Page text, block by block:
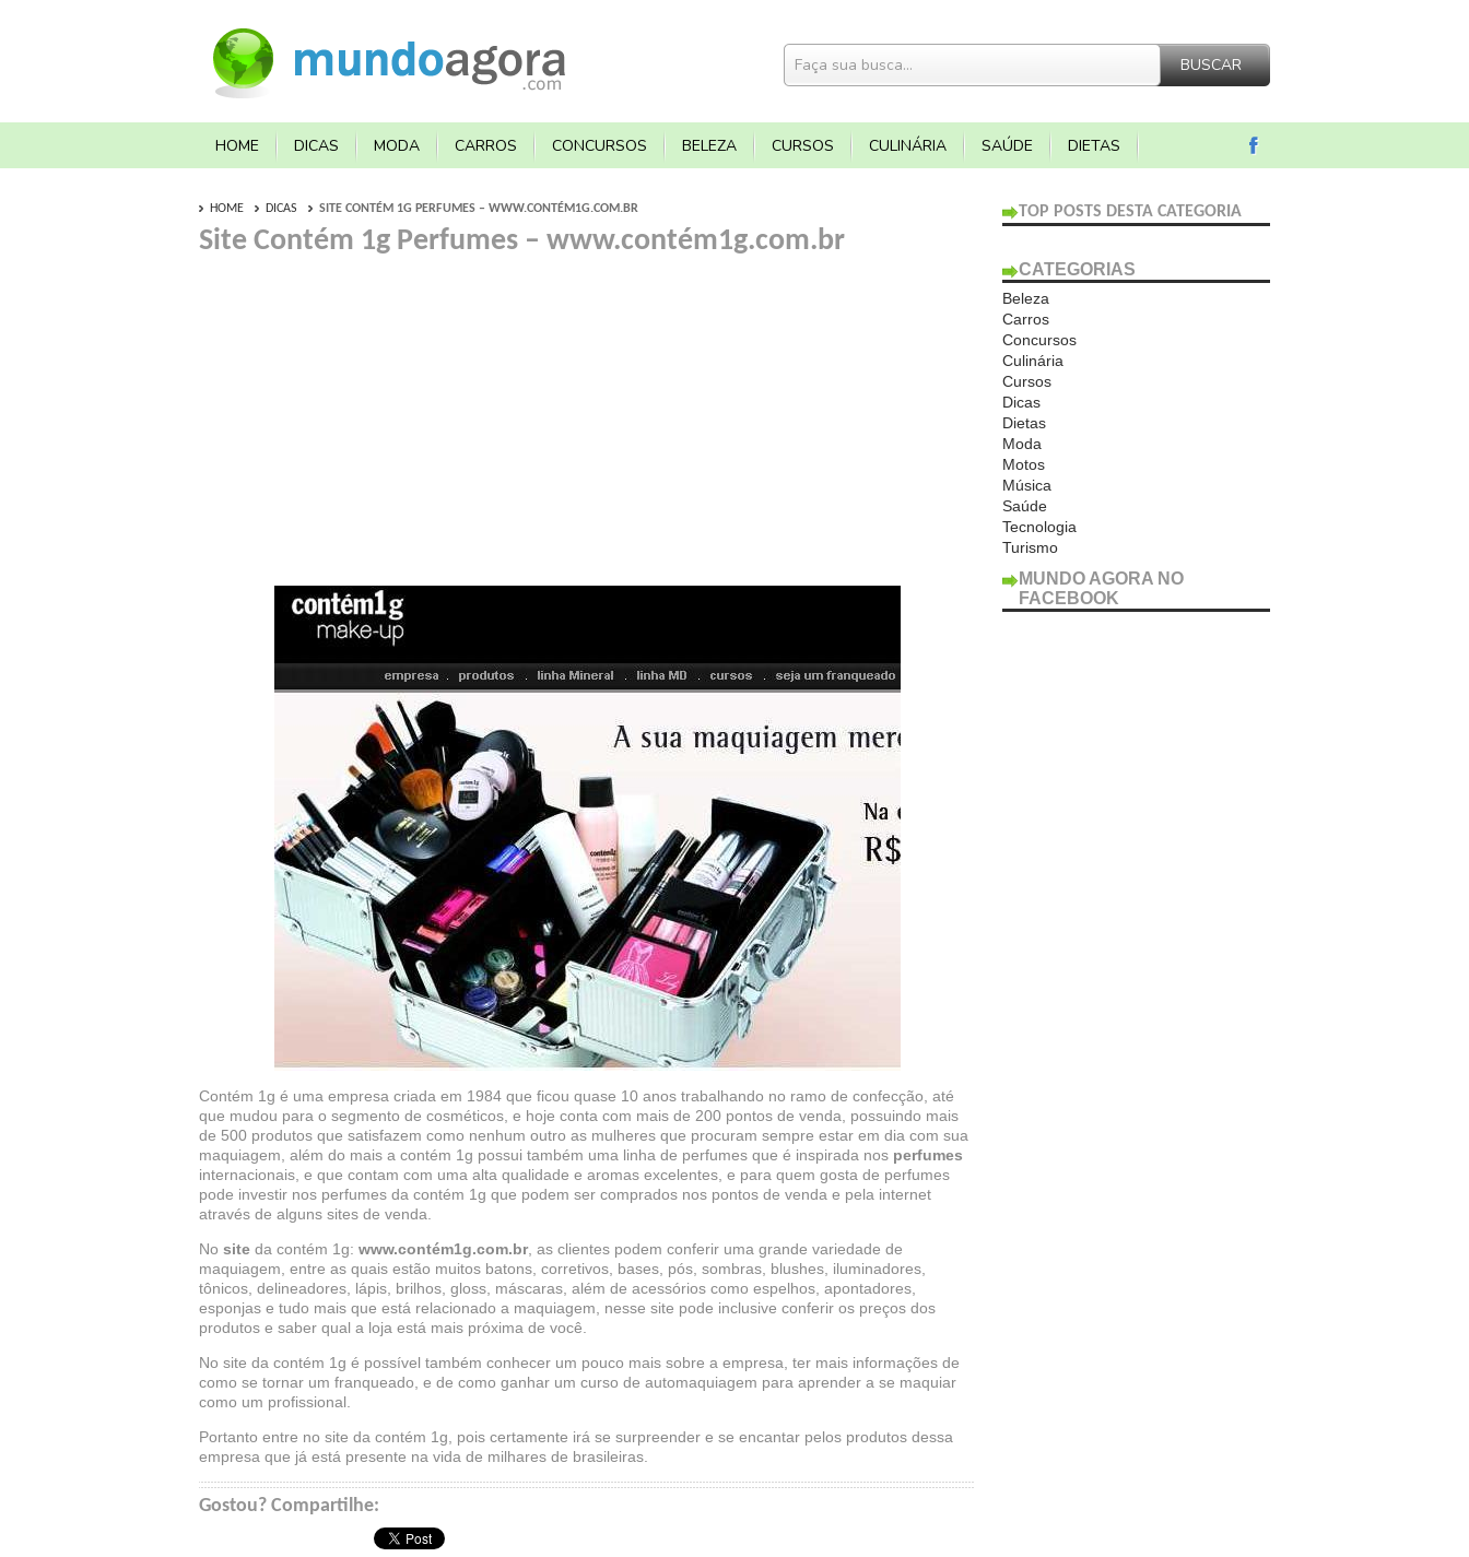
HOME DICAS MODA CARROS CONCURSOS BELEZA CURSOS CULINÁRIA SAÚDE DIETAS
HOME DICAS SITE CONTÉM 1G PERFUMES – WWW.CONTÉM1G.COM.BR
Site Contém 1g Perfumes – www.contém1g.com.br
Contém 1g é uma empresa criada em 1984 que ficou quase 10 anos trabalhando no ramo de confecção, até
que mudou para o segmento de cosméticos, e hoje conta com mais de 200 pontos de venda, possuindo mais
de 500 produtos que satisfazem como nenhum outro as mulheres que procuram sempre estar em dia com sua
maquiagem, além do mais a contém 1g possui também uma linha de perfumes que é inspirada nos perfumes
internacionais, e que contam com uma alta qualidade e aromas excelentes, e para quem gosta de perfumes
pode investir nos perfumes da contém 1g que podem ser comprados nos pontos de venda e pela internet
através de alguns sites de venda.
No site da contém 1g: www.contém1g.com.br, as clientes podem conferir uma grande variedade de
maquiagem, entre as quais estão muitos batons, corretivos, bases, pós, sombras, blushes, iluminadores,
tônicos, delineadores, lápis, brilhos, gloss, máscaras, além de acessórios como espelhos, apontadores,
esponjas e tudo mais que está relacionado a maquiagem, nesse site pode inclusive conferir os preços dos
produtos e saber qual a loja está mais próxima de você.
No site da contém 1g é possível também conhecer um pouco mais sobre a empresa, ter mais informações de
como se tornar um franqueado, e de como ganhar um curso de automaquiagem para aprender a se maquiar
como um profissional.
Portanto entre no site da contém 1g, pois certamente irá se surpreender e se encantar pelos produtos dessa
empresa que já está presente na vida de milhares de brasileiras.
Gostou? Compartilhe:
TOP POSTS DESTA CATEGORIA
CATEGORIAS
Beleza
Carros
Concursos
Culinária
Cursos
Dicas
Dietas
Moda
Motos
Música
Saúde
Tecnologia
Turismo
MUNDO AGORA NO
FACEBOOK